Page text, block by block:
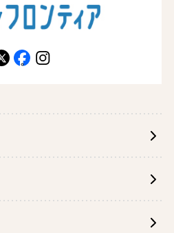
X facebookinstagram